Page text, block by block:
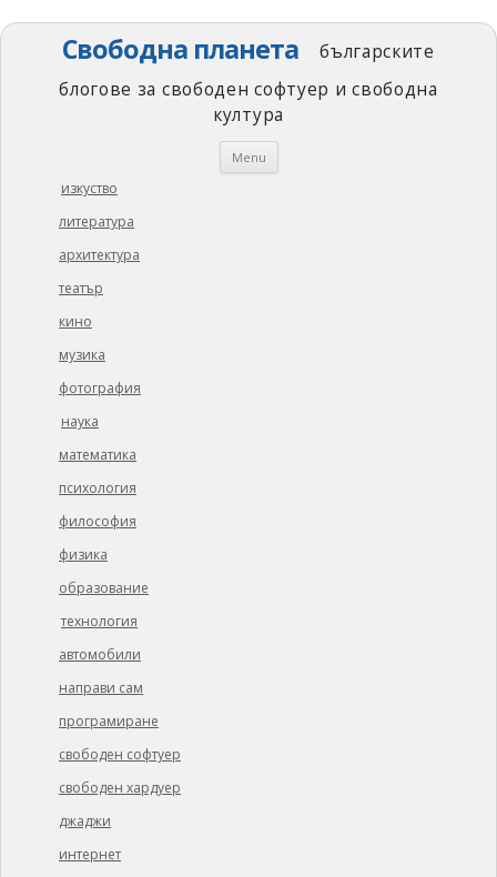
Свободна планета
българските
блогове за свободен софтуер и свободна
култура
Menu Skip
изкуство
литература
архитектура
театър
кино
музика
фотография
наука
математика
психология
философия
физика
образование
технология
автомобили
направи сам
програмиране
свободен софтуер
свободен хардуер
джаджи
интернет